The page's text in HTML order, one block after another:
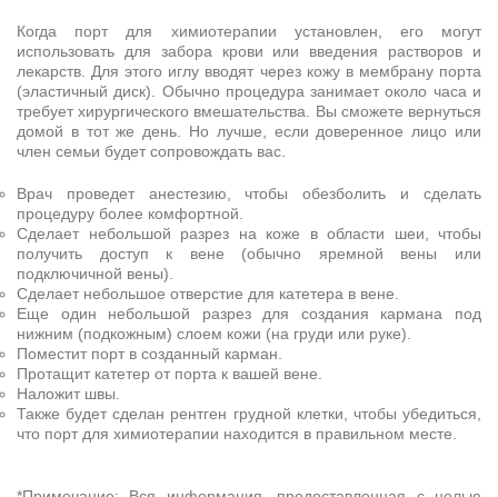
Когда порт для химиотерапии установлен, его могут
использовать для забора крови или введения растворов и
лекарств. Для этого иглу вводят через кожу в мембрану порта
(эластичный диск). Обычно процедура занимает около часа и
требует хирургического вмешательства. Вы сможете вернуться
домой в тот же день. Но лучше, если доверенное лицо или
член семьи будет сопровождать вас.
Врач проведет анестезию, чтобы обезболить и сделать
процедуру более комфортной.
Сделает небольшой разрез на коже в области шеи, чтобы
получить доступ к вене (обычно яремной вены или
подключичной вены).
Сделает небольшое отверстие для катетера в вене.
Еще один небольшой разрез для создания кармана под
нижним (подкожным) слоем кожи (на груди или руке).
Поместит порт в созданный карман.
Протащит катетер от порта к вашей вене.
Наложит швы.
Также будет сделан рентген грудной клетки, чтобы убедиться,
что порт для химиотерапии находится в правильном месте.